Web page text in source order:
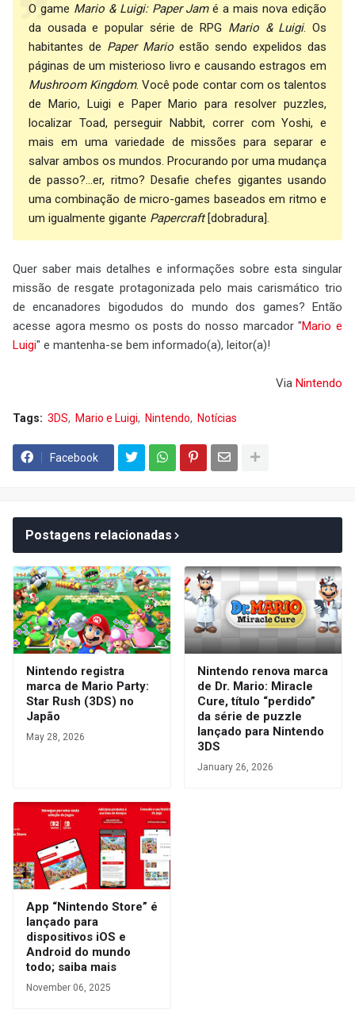
O game Mario & Luigi: Paper Jamé a mais nova edição
da ousada e popular série de RPG Mario & Luigi. Os
habitantes de Paper Mario estão sendo expelidos das
páginas de um misterioso livro e causando estragos em
Mushroom Kingdom. Você pode contar com os talentos
de Mario, Luigi e Paper Mario para resolver puzzles,
localizar Toad, perseguir Nabbit, correr com Yoshi, e
mais em uma variedade de missões para separar e
salvar ambos os mundos. Procurando por uma mudança
de passo?...er, ritmo? Desafie chefes gigantes usando
uma combinação de micro-games baseados em ritmo e
um igualmente gigante Papercraft[dobradura].
Quer saber mais detalhes e informações sobre esta singular
missão de resgate protagonizada pelo mais carismático trio
de encanadores bigodudos do mundo dos games? Então
acesse agora mesmo os posts do nosso marcador "Mario e
Luigi" e mantenha-se bem informado(a), leitor(a)!
Via Nintendo
Tags: 3DS Mario e Luigi Nintendo Notícias
Facebook
Postagens relacionadas
Nintendo registra
marca de Mario Party:
Star Rush (3DS) no
Japão
May 28, 2026
Nintendo renova marca
de Dr. Mario: Miracle
Cure, título “perdido”
da série de puzzle
lançado para Nintendo
3DS
January 26, 2026
App “Nintendo Store” é
lançado para
dispositivos iOS e
Android do mundo
todo; saiba mais
November 06, 2025